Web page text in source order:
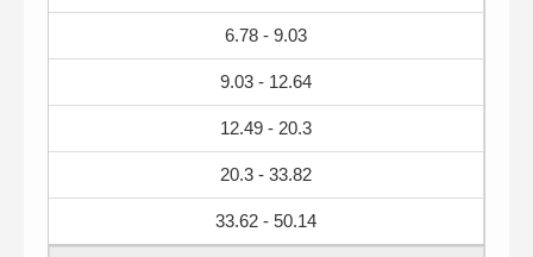
6.78 - 9.03
9.03 - 12.64
12.49 - 20.3
20.3 - 33.82
33.62 - 50.14